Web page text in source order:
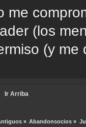
me
(los
(y me
Ir Arriba
» Abandonsocios »